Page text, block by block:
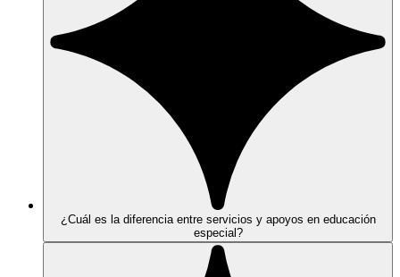
¿Cuál es la diferencia entre servicios y apoyos en educación
especial?